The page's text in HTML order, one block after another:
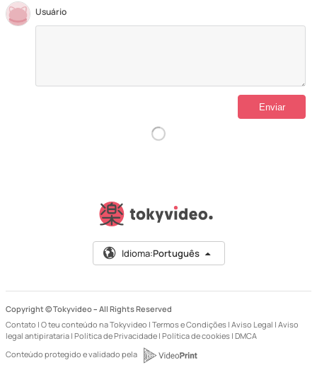
Usuário
Idioma:Português
Copyright © Tokyvideo – All Rights Reserved
Contato | O teu conteúdo na Tokyvideo | Termos e Condições | Aviso Legal | Aviso
legal antipirataria | Política de Privacidade | Política de cookies | DMCA
Conteúdo protegido e validado pela